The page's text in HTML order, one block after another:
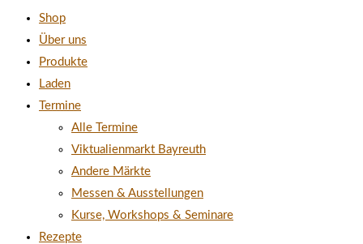
Shop
Über uns
Produkte
Laden
Termine
Alle Termine
Viktualienmarkt Bayreuth
Andere Märkte
Messen & Ausstellungen
Kurse, Workshops & Seminare
Rezepte